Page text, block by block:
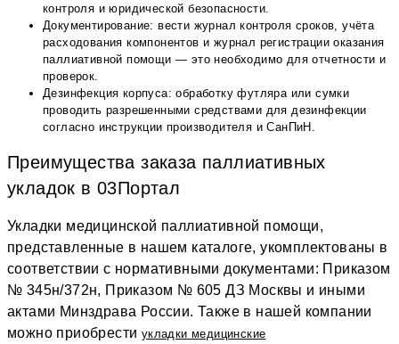
контроля и юридической безопасности.
Документирование: вести журнал контроля сроков, учёта
расходования компонентов и журнал регистрации оказания
паллиативной помощи — это необходимо для отчетности и
проверок.
Дезинфекция корпуса: обработку футляра или сумки
проводить разрешенными средствами для дезинфекции
согласно инструкции производителя и СанПиН.
Преимущества заказа паллиативных
укладок в 03Портал
Укладки медицинской паллиативной помощи,
представленные в нашем каталоге, укомплектованы в
соответствии с нормативными документами: Приказом
№ 345н/372н, Приказом № 605 ДЗ Москвы и иными
актами Минздрава России. Также в нашей компании
можно приобрести укладки медицинские